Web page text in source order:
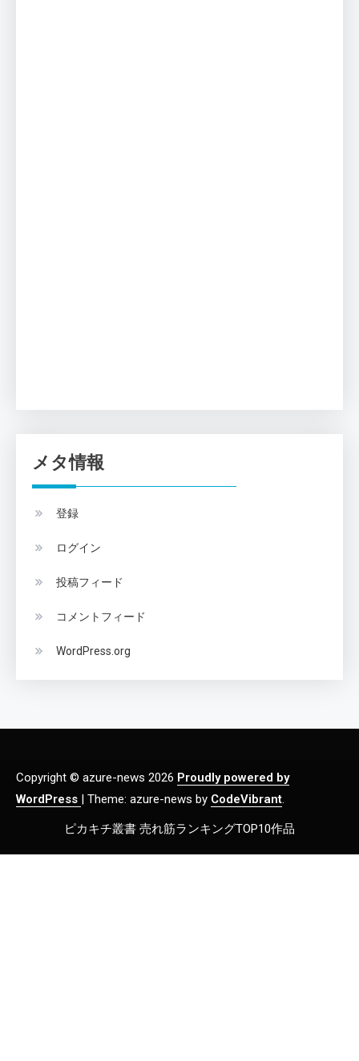
メタ情報
登録
ログイン
投稿フィード
コメントフィード
WordPress.org
Copyright © azure-news 2026 Proudly powered by
WordPress | Theme: azure-news by CodeVibrant.
ピカキチ叢書 売れ筋ランキングTOP10作品